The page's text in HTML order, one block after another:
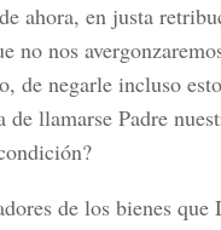
ahora, en justa
no nos
de negarle incluso
de llamarse Padre
de los bienes que